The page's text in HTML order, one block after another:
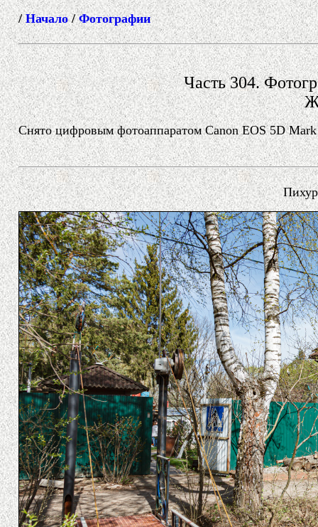
/Начало/Фотографии
Часть 304.
Снято цифровым фотоаппаратом Canon EOS 5D